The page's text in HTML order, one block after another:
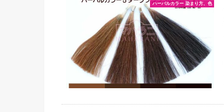
ハーバルカラー 染まり方、色